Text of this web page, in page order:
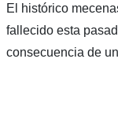
El histórico
fallecido esta
consecuencia de